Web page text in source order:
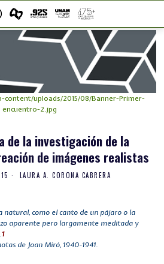
content/uploads/2015/08/Banner-Primer-
encuentro-2.jpg
de la investigación de la
de imágenes realistas
LAURA A. CORONA CABRERA
como el canto de un pájaro o la
aparente pero largamente meditada y
1
de Joan Miró, 1940-1941.